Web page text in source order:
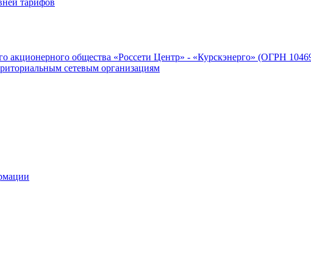
акционерного общества «Россети Центр» - «Курскэнерго» (ОГРН
сетевым организациям